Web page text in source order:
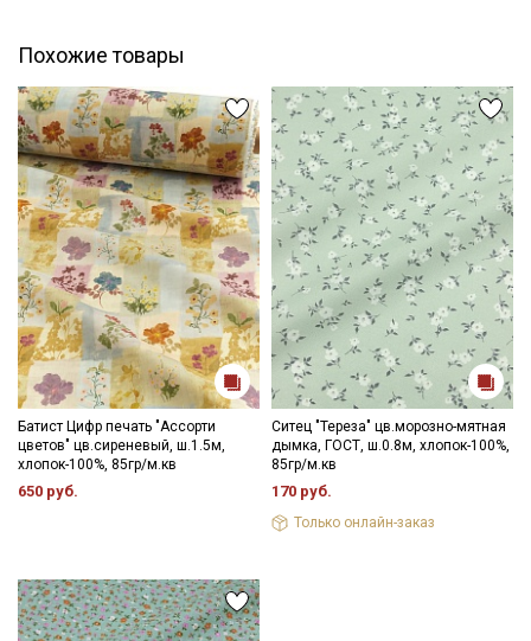
Похожие товары
Батист Цифр печать "Ассорти
цветов" цв.сиреневый, ш.1.5м,
хлопок-100%, 85гр/м.кв
650 руб.
Ситец "Тереза" цв.морозно-мятная
дымка, ГОСТ, ш.0.8м, хлопок-100%,
85гр/м.кв
170 руб.
Только онлайн-заказ
данных
ДаюСогласие на получение рекламных и
информационных рассылок